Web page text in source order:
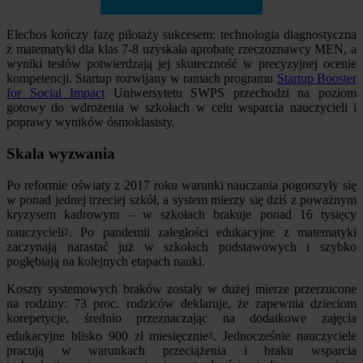
Elechos kończy fazę pilotaży sukcesem: technologia diagnostyczna
z matematyki dla klas 7-8 uzyskała aprobatę rzeczoznawcy MEN, a
wyniki testów potwierdzają jej skuteczność w precyzyjnej ocenie
kompetencji. Startup rozwijany w ramach programu Startup Booster
for Social Impact Uniwersytetu SWPS przechodzi na poziom
gotowy do wdrożenia w szkołach w celu wsparcia nauczycieli i
poprawy wyników ósmoklasisty.
Skala wyzwania
Po reformie oświaty z 2017 roku warunki nauczania pogorszyły się
w ponad jednej trzeciej szkół, a system mierzy się dziś z poważnym
kryzysem kadrowym – w szkołach brakuje ponad 16 tysięcy
nauczycieli2. Po pandemii zaległości edukacyjne z matematyki
zaczynają narastać już w szkołach podstawowych i szybko
pogłębiają na kolejnych etapach nauki.
Koszty systemowych braków zostały w dużej mierze przerzucone
na rodziny: 73 proc. rodziców deklaruje, że zapewnia dzieciom
korepetycje, średnio przeznaczając na dodatkowe zajęcia
edukacyjne blisko 900 zł miesięcznie3. Jednocześnie nauczyciele
pracują w warunkach przeciążenia i braku wsparcia